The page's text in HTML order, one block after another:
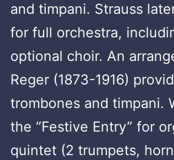
and timpani. Strauss
for full orchestra,
optional choir. An
Reger (1873-1916)
trombones and timpani.
the “Festive Entry” for
quintet (2 trumpets,